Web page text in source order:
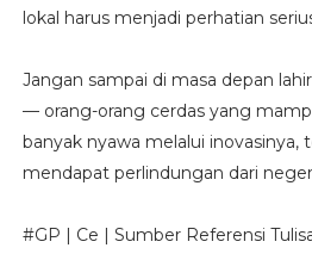
lokal harus menjadi perhatian
Jangan sampai di masa depan
— orang-orang cerdas yang
banyak nyawa melalui inovasinya,
mendapat perlindungan dari
#GP | Ce | Sumber Referensi